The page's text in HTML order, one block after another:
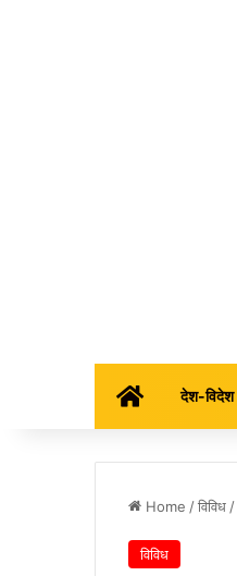
होम देश-विदेश
Home /विविध /
विविध